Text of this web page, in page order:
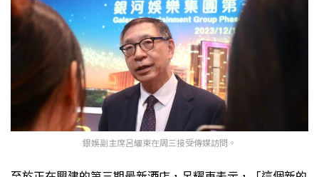
銀娛副主席呂耀東在周三接受傳媒訪問。